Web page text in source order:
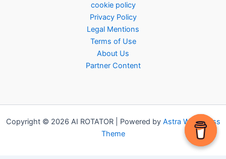
cookie policy
Privacy Policy
Legal Mentions
Terms of Use
About Us
Partner Content
Copyright © 2026 AI ROTATOR | Powered by Astra WordPress
Theme